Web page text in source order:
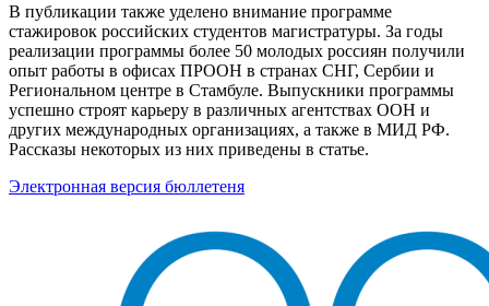
В публикации также уделено внимание программе
стажировок российских студентов магистратуры. За годы
реализации программы более 50 молодых россиян получили
опыт работы в офисах ПРООН в странах СНГ, Сербии и
Региональном центре в Стамбуле. Выпускники программы
успешно строят карьеру в различных агентствах ООН и
других международных организациях, а также в МИД РФ.
Рассказы некоторых из них приведены в статье.
Электронная версия бюллетеня